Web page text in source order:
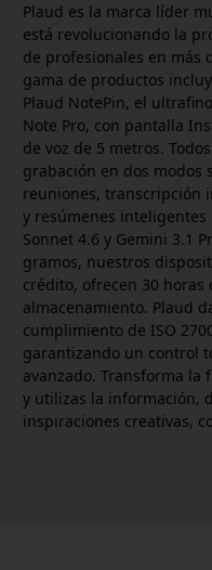
Plaud es la marca líder
está revolucionando la
de profesionales en más
gama de productos
Plaud NotePin, el
Note Pro, con pantalla
de voz de 5 metros.
grabación en dos
reuniones, transcripción
y resúmenes inteligentes
Sonnet 4.6 y Gemini 3.1
gramos, nuestros
crédito, ofrecen 30 horas
almacenamiento. Plaud
cumplimiento de ISO
garantizando un control
avanzado. Transforma la
y utilizas la información,
inspiraciones creativas,